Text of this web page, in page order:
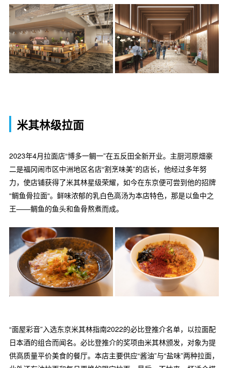
米其林级拉面
2023年4月拉面店“博多一鲷一”在五反田全新开业。主厨河原畑豪
二是福冈闹市区中洲地区名店“割烹味美”的店长，他经过多年努
力，使店铺获得了米其林星级荣耀，如今在东京便可尝到他的招牌
“鲷鱼骨拉面“。鲜味浓郁的乳白色高汤为本店特色，那是以鱼中之
王——鲷鱼的鱼头和鱼骨熬煮而成。
“面屋彩音”入选东京米其林指南2022的必比登推介名单，以拉面配
日本酒的组合而闻名。必比登推介的奖项由米其林颁发，对象为提
供高质量平价美食的餐厅。本店主要供应“酱油”与“盐味”两种拉面，